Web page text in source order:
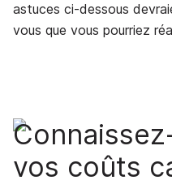
astuces ci-dessous
vous que vous pourriez
vos coûts